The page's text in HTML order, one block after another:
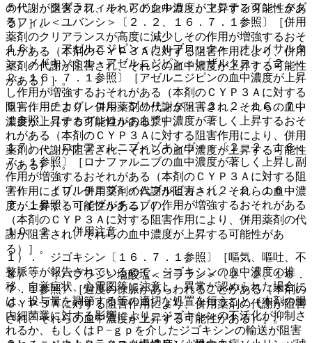
の代謝が阻害され、それらの血中濃度が上昇する可能性があ
る）］。
１６）． アゼルニジピン＜カルブロック＞、オルメサルタ
ン メドキソミル・アゼルニジピン＜レザルタス＞〔２．
２、１６．７．１参照〕［アゼルニジピンの血中濃度が上昇
し作用が増強するおそれがある（本剤のＣＹＰ３Ａに対する
阻害作用により、併用薬剤の代謝が阻害され、それらの血中
濃度が上昇する可能性がある）］。
１７）． ロナファルニブ＜ゾキンヴィ＞〔２．２、１６．
７．１参照〕［ロナファルニブの血中濃度が著しく上昇し副
作用が増強するおそれがある（本剤のＣＹＰ３Ａに対する阻
害作用により、併用薬剤の代謝が阻害され、それらの血中濃
度が上昇する可能性がある）］。
１０．２． 併用注意：
１）． ジゴキシン〔１６．７．１参照〕［嘔気、嘔吐、不
整脈等が報告されているので、ジゴキシンの血中濃度の推
移、自覚症状、心電図等に注意し、異常が認められた場合に
は、投与量を調節する等の適切な処置を行うこと（本剤の腸
内細菌叢に対する影響により、ジゴキシンの不活化が抑制さ
れるか、もしくはＰ−ｇｐを介したジゴキシンの輸送が阻害
５）． タダラフィル＜アドシルカ＞、マシテンタン・タダ
ラフィル＜ユバンシ＞〔２．２、１６．７．１参照〕［併用
薬剤のクリアランスが高度に減少しその作用が増強するおそ
れがある（本剤のＣＹＰ３Ａに対する阻害作用により、併用
薬剤の代謝が阻害され、それらの血中濃度が上昇する可能性
がある）］。
６）． チカグレロル＜ブリリンタ＞〔２．２、１６．７．
１参照〕［チカグレロルの血漿中濃度が著しく上昇するおそ
れがある（本剤のＣＹＰ３Ａに対する阻害作用により、併用
薬剤の代謝が阻害され、それらの血中濃度が上昇する可能性
がある）］。
７）． イブルチニブ＜イムブルビカ＞〔２．２、１６．
７．１参照〕［イブルチニブの作用が増強するおそれがある
（本剤のＣＹＰ３Ａに対する阻害作用により、併用薬剤の代
謝が阻害され、それらの血中濃度が上昇する可能性があ
る）］。
８）． イバブラジン塩酸塩＜コララン＞〔２．２、１６．
７．１参照〕［過度の徐脈があらわれることがある（本剤の
ＣＹＰ３Ａに対する阻害作用により、併用薬剤の代謝が阻害
され、それらの血中濃度が上昇する可能性がある）］。